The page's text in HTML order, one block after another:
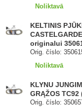
Noliktavā
KELTINIS
originalui
Orig. číslo:
Noliktavā
KLYNU
GRĄŽOS
Orig. číslo: